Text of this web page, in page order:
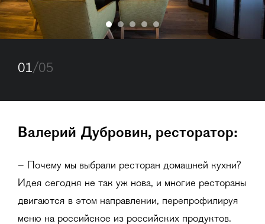
01/05
Валерий Дубровин, ресторатор:
– Почему мы выбрали ресторан домашней кухни?
Идея сегодня не так уж нова, и многие рестораны
двигаются в этом направлении, перепрофилируя
меню на российское из российских продуктов.